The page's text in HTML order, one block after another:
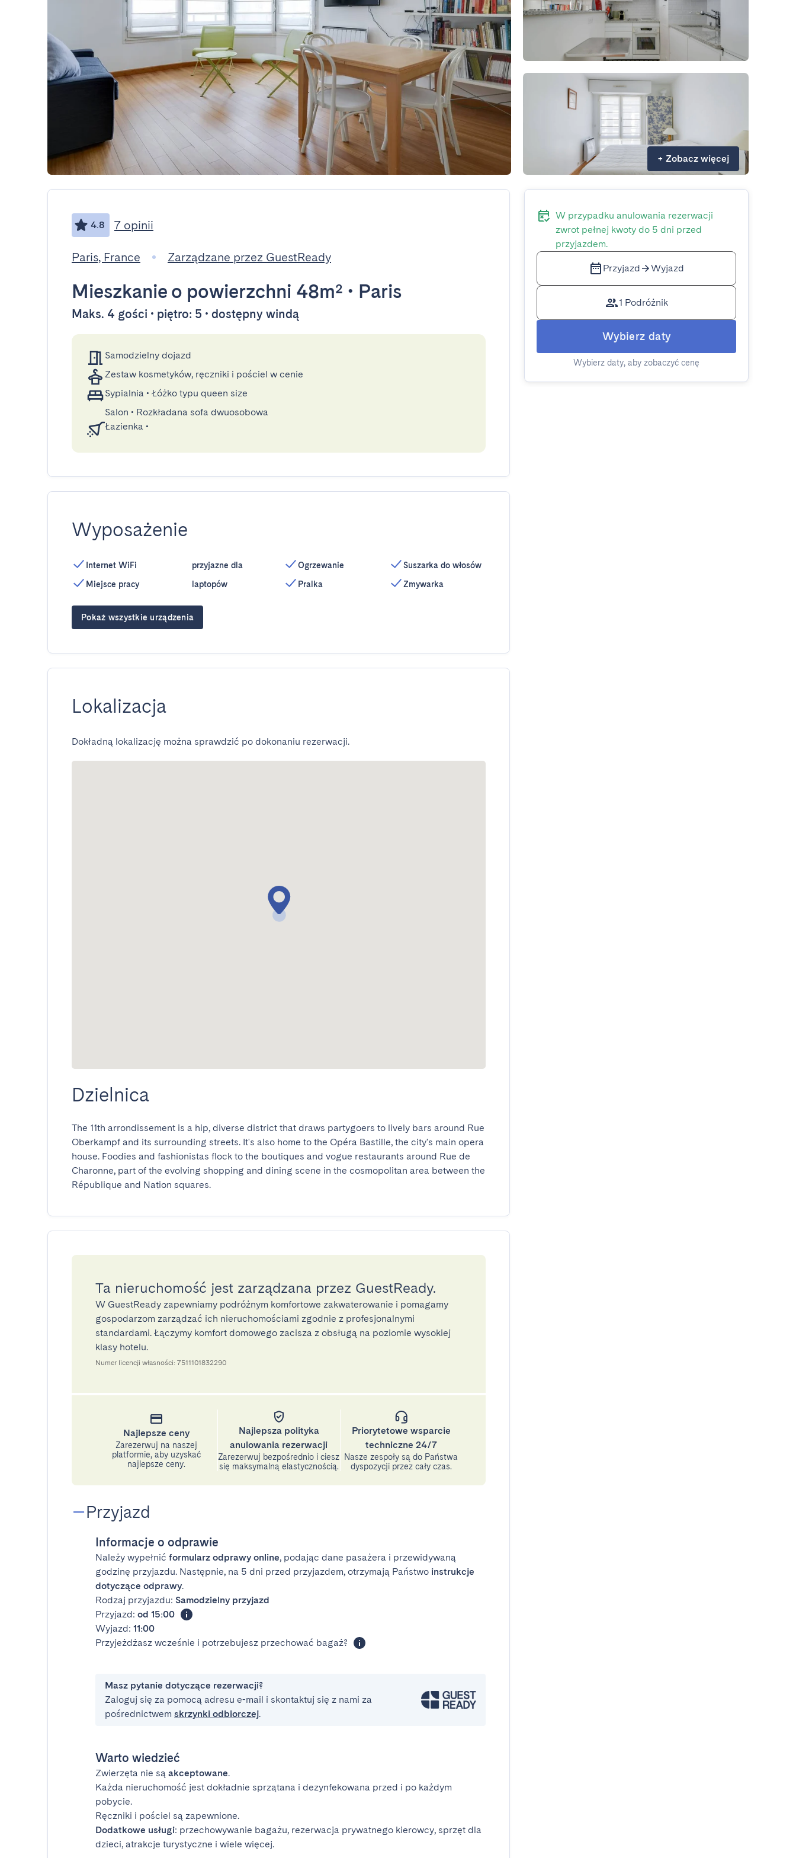
+ Zobacz więcej
4.8 7 opinii
Paris, France Zarządzane przez GuestReady
Mieszkanie o powierzchni 48m² • Paris
Maks. 4 gości • piętro: 5 • dostępny windą
Samodzielny dojazd
Zestaw kosmetyków, ręczniki i pościel w cenie
Sypialnia • Łóżko typu queen size
Salon • Rozkładana sofa dwuosobowa
Łazienka •
Wyposażenie
Internet WiFi
Miejsce pracy
przyjazne dla
laptopów
Ogrzewanie
Pralka
Suszarka do włosów
Zmywarka
Pokaż wszystkie urządzenia
Lokalizacja
Dokładną lokalizację można sprawdzić po dokonaniu rezerwacji.
Dzielnica
The 11th arrondissement is a hip, diverse district that draws partygoers to lively bars around Rue
Oberkampf and its surrounding streets. It's also home to the Opéra Bastille, the city's main opera
house. Foodies and fashionistas flock to the boutiques and vogue restaurants around Rue de
Charonne, part of the evolving shopping and dining scene in the cosmopolitan area between the
République and Nation squares.
Ta nieruchomość jest zarządzana przez GuestReady.
W GuestReady zapewniamy podróżnym komfortowe zakwaterowanie i pomagamy
gospodarzom zarządzać ich nieruchomościami zgodnie z profesjonalnymi
standardami. Łączymy komfort domowego zacisza z obsługą na poziomie wysokiej
klasy hotelu.
Numer licencji własności: 7511101832290
Najlepsze ceny
Zarezerwuj na naszej
platformie, aby uzyskać
najlepsze ceny.
Najlepsza polityka
anulowania rezerwacji
Zarezerwuj bezpośrednio i ciesz
się maksymalną elastycznością.
Priorytetowe wsparcie
techniczne 24/7
Nasze zespoły są do Państwa
dyspozycji przez cały czas.
Przyjazd
Informacje o odprawie
Należy wypełnić formularz odprawy online, podając dane pasażera i przewidywaną
godzinę przyjazdu. Następnie, na 5 dni przed przyjazdem, otrzymają Państwo instrukcje
dotyczące odprawy.
Rodzaj przyjazdu: Samodzielny przyjazd
Przyjazd: od 15:00
Wyjazd: 11:00
Przyjeżdżasz wcześnie i potrzebujesz przechować bagaż?
Masz pytanie dotyczące rezerwacji?
Zaloguj się za pomocą adresu e-mail i skontaktuj się z nami za
pośrednictwem skrzynki odbiorczej.
Warto wiedzieć
Zwierzęta nie są akceptowane.
Każda nieruchomość jest dokładnie sprzątana i dezynfekowana przed i po każdym
pobycie.
Ręczniki i pościel są zapewnione.
Dodatkowe usługi: przechowywanie bagażu, rezerwacja prywatnego kierowcy, sprzęt dla
dzieci, atrakcje turystyczne i wiele więcej.
W przypadku anulowania rezerwacji
zwrot pełnej kwoty do 5 dni przed
przyjazdem.
Przyjazd Wyjazd
1 Podróżnik
Wybierz daty
Wybierz daty, aby zobaczyć cenę